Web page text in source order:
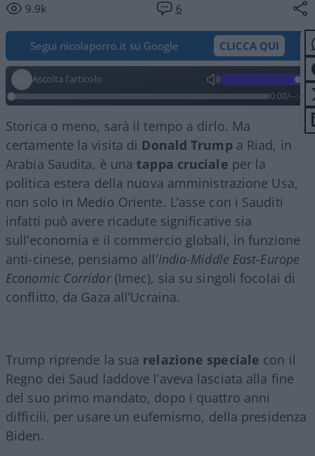
9.9k 6
Segui nicolaporro.it su Google CLICCA QUI
Ascolta l'articolo
0:00/--:--
Storica o meno, sarà il tempo a dirlo. Ma
certamente la visita di Donald Trumpa Riad, in
Arabia Saudita, è unatappa cruciale per la
politica estera della nuova amministrazione Usa,
non solo in Medio Oriente. L’asse con i Sauditi
infatti può avere ricadute significative sia
sull’economia e il commercio globali, in funzione
anti-cinese, pensiamo all’India-Middle East-Europe
Economic Corridor(Imec), sia su singoli focolai di
conflitto, da Gaza all’Ucraina.
Trump riprende la sua relazione speciale con il
Regno dei Saud laddove l’aveva lasciata alla fine
del suo primo mandato, dopo i quattro anni
difficili, per usare un eufemismo, della presidenza
Biden.